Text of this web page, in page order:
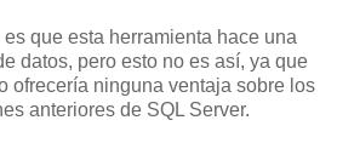
que esta herramienta hace una
datos, pero esto no es así, ya que
ofrecería ninguna ventaja sobre los
anteriores de SQL Server.